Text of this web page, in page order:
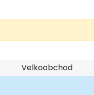
Velkoobchod